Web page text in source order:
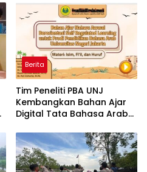
Berita
Tim Peneliti PBA UNJ
Kembangkan Bahan Ajar
Digital Tata Bahasa Arab
Interaktif untuk Mahasiswa
Pemula